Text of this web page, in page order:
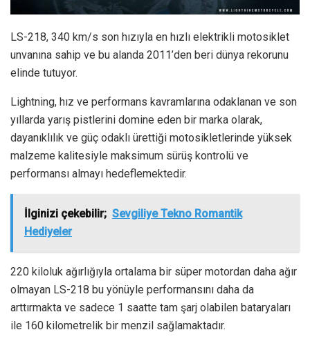
LS-218, 340 km/s son hızıyla en hızlı elektrikli motosiklet
unvanına sahip ve bu alanda 2011’den beri dünya rekorunu
elinde tutuyor.
Lightning, hız ve performans kavramlarına odaklanan ve son
yıllarda yarış pistlerini domine eden bir marka olarak,
dayanıklılık ve güç odaklı ürettiği motosikletlerinde yüksek
malzeme kalitesiyle maksimum sürüş kontrolü ve
performansı almayı hedeflemektedir.
İlginizi çekebilir; Sevgiliye Tekno Romantik
Hediyeler
220 kiloluk ağırlığıyla ortalama bir süper motordan daha ağır
olmayan LS-218 bu yönüyle performansını daha da
arttırmakta ve sadece 1 saatte tam şarj olabilen bataryaları
ile 160 kilometrelik bir menzil sağlamaktadır.